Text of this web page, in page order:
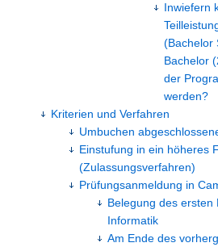
Inwiefern
(Bachelor
Bachelor
der
werden?
Kriterien und Verfahren
Umbuchen
Einstufung in ein höheres
(Zulassungsverfahren)
Prüfungsanmeldung in
Belegung des
Informatik
Am Ende des